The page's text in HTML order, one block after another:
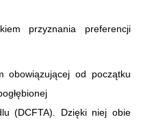
przyznania preferencji
obowiązującej od początku
(DCFTA). Dzięki niej obie